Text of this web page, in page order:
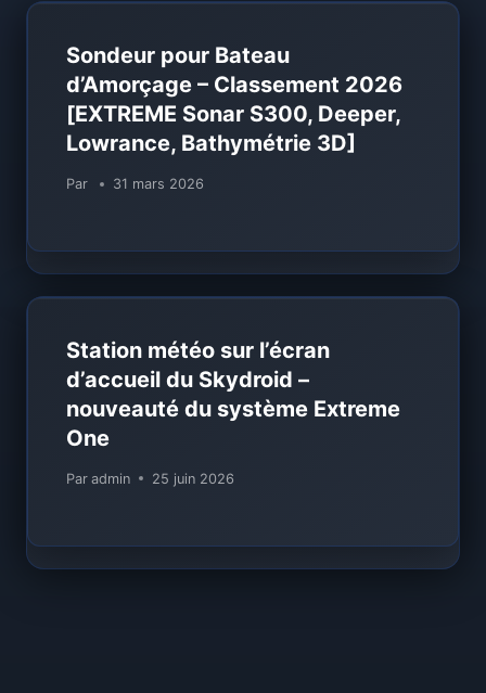
Sondeur pour Bateau
d’Amorçage – Classement 2026
[EXTREME Sonar S300, Deeper,
Lowrance, Bathymétrie 3D]
Par 31 mars 2026
Station météo sur l’écran
d’accueil du Skydroid –
nouveauté du système Extreme
One
Par admin 25 juin 2026